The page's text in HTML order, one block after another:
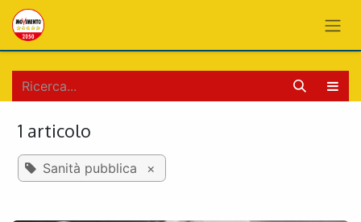
PASSA AL CONTENUTO
1 articolo
Sanità pubblica ×